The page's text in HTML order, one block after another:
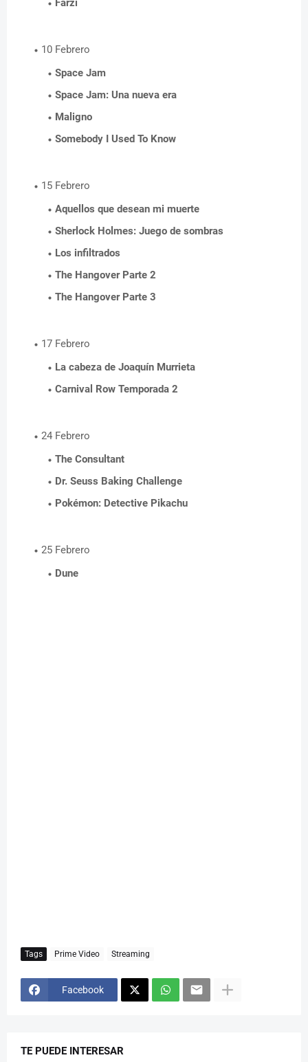
Farzi
10 Febrero
Space Jam
Space Jam: Una nueva era
Maligno
Somebody I Used To Know
15 Febrero
Aquellos que desean mi muerte
Sherlock Holmes: Juego de sombras
Los infiltrados
The Hangover Parte 2
The Hangover Parte 3
17 Febrero
La cabeza de Joaquín Murrieta
Carnival Row Temporada 2
24 Febrero
The Consultant
Dr. Seuss Baking Challenge
Pokémon: Detective Pikachu
25 Febrero
Dune
Tags Prime Video Streaming
Facebook
TE PUEDE INTERESAR